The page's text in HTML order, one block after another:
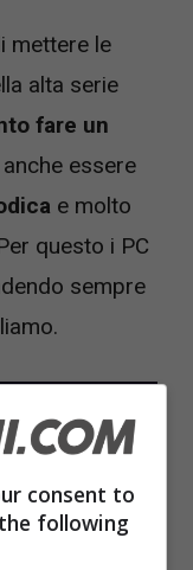
mettere le
alta serie
fare un
anche essere
e molto
questo i PC
sempre
consent to
following